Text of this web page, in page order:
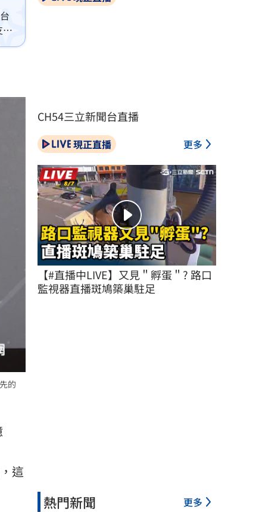
的
這
CH54三立新聞台直播
現正直播 更多
【#直播中LIVE】又見＂孵蛋＂? 路口
監視器直播斑鳩築巢駐足
熱門新聞 更多